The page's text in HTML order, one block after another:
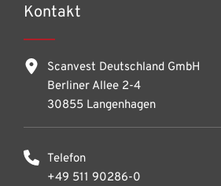
Kontakt
Scanvest Deutschland GmbH
Berliner Allee 2-4
30855 Langenhagen
Telefon
+49 511 90286-0